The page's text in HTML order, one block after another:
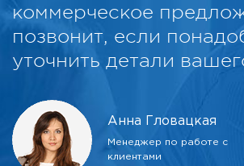
коммерческое
позвонит, если
уточнить детали
Анна Гловацкая
Менеджер по работе с
клиентами